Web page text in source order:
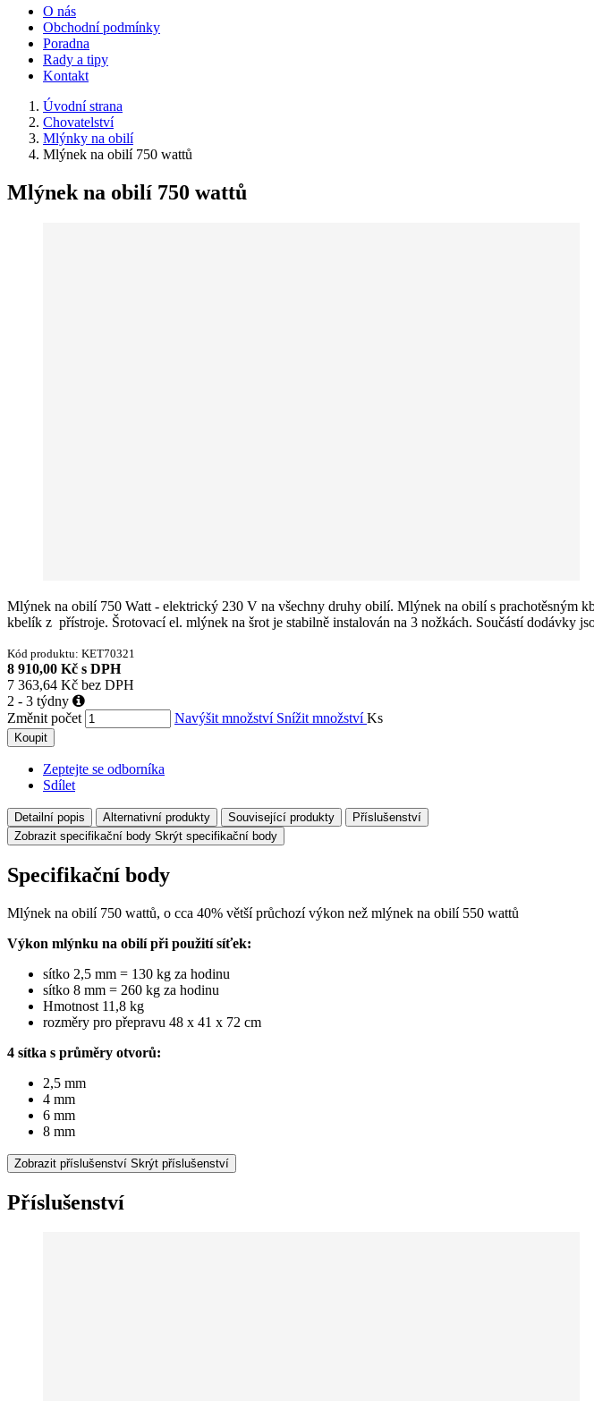
O nás
Obchodní podmínky
Poradna
Rady a tipy
Kontakt
Úvodní strana
Chovatelství
Mlýnky na obilí
Mlýnek na obilí 750 wattů
Mlýnek na obilí 750 wattů
Mlýnek na obilí 750 Watt - elektrický 230 V na všechny druhy obilí. Mlýnek na obilí s prachotěsným
kbelík z přístroje. Šrotovací el. mlýnek na šrot je stabilně instalován na 3 nožkách. Součástí dodávky
Kód produktu: KET70321
8 910,00 Kč s DPH
7 363,64 Kč bez DPH
2 - 3 týdny
Změnit počet
Navýšit množství Snížit množstvíKs
Koupit
Zeptejte se odborníka
Sdílet
Detailní popis Alternativní produkty Související produkty
Příslušenství
Zobrazit specifikační body Skrýt specifikační body
Specifikační body
Mlýnek na obilí 750 wattů, o cca 40% větší průchozí výkon než mlýnek na obilí 550 wattů
Výkon mlýnku na obilí při použití síťek:
sítko 2,5 mm = 130 kg za hodinu
sítko 8 mm = 260 kg za hodinu
Hmotnost 11,8 kg
rozměry pro přepravu 48 x 41 x 72 cm
4 sítka s průměry otvorů:
2,5 mm
4 mm
6 mm
8 mm
Zobrazit příslušenství Skrýt příslušenství
Příslušenství